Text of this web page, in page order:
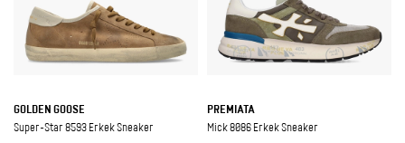
GOLDEN GOOSE
Super-Star 8593 Erkek Sneaker
PREMIATA
Mick 8086 Erkek Sneaker